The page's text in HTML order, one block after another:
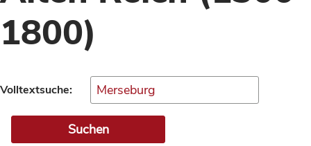
1800)
Volltextsuche: